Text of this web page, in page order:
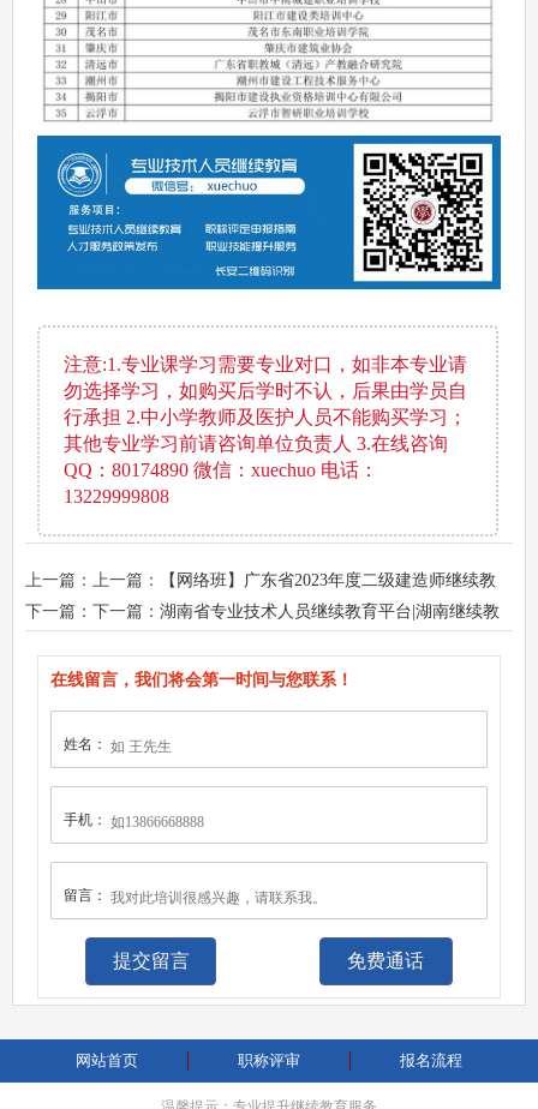
注意:1.专业课学习需要专业对口，如非本专业请
勿选择学习，如购买后学时不认，后果由学员自
行承担 2.中小学教师及医护人员不能购买学习；
其他专业学习前请咨询单位负责人 3.在线咨询
QQ：80174890 微信：xuechuo 电话：
13229999808
上一篇：上一篇：
【网络班】广东省2023年度二级建造师继续教
育网络班火热报名中！
下一篇：下一篇： 湖南省专业技术人员继续教育平台|湖南继续教
在线留言，我们将会第一时间与您联系！
姓名：
手机：
留言：
免费通话
网站首页 职称评审 报名流程